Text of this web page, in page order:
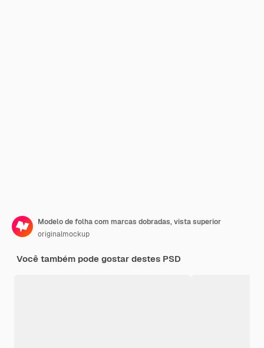
Modelo de folha com marcas dobradas, vista superior
originalmockup
Você também pode gostar destes PSD